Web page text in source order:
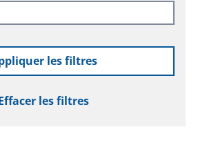
les filtres
les filtres